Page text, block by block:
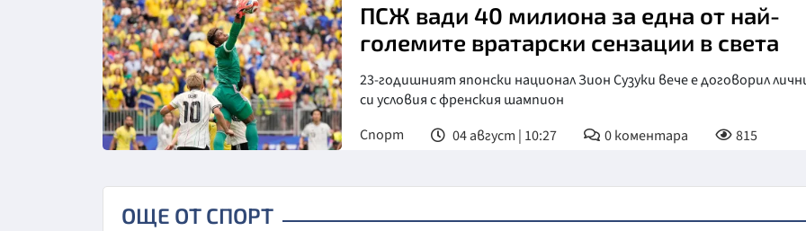
ПСЖ вади 40 милиона за една от най-
големите вратарски сензации в света
23-годишният японски национал Зион Сузуки вече е договорил
си условия с френския шампион
Спорт
04 август | 10:27 0коментара 815
ОЩЕ ОТ СПОРТ